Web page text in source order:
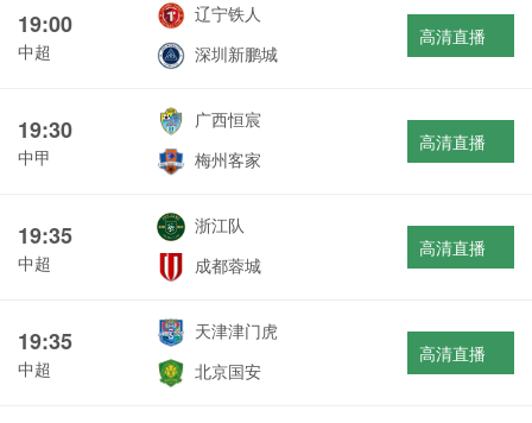
19:00
中超
辽宁铁人
深圳新鹏城
高清直播
19:30
中甲
广西恒宸
梅州客家
高清直播
19:35
中超
浙江队
成都蓉城
高清直播
19:35
中超
天津津门虎
北京国安
高清直播